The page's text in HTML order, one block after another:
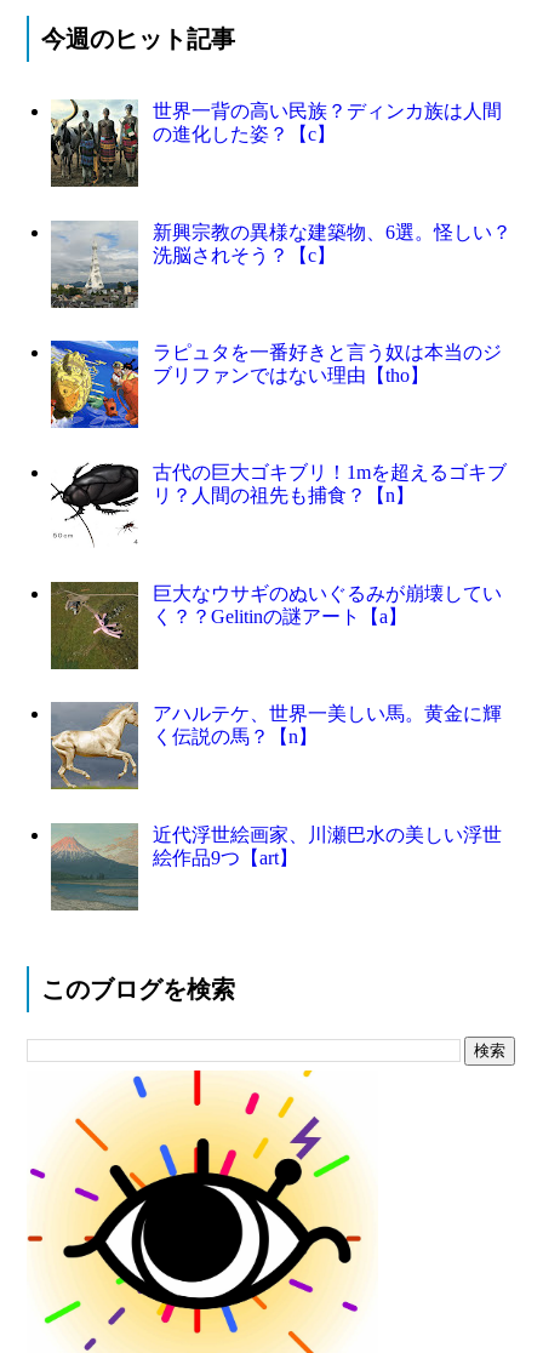
今週のヒット記事
世界一背の高い民族？ディンカ族は人間
の進化した姿？【c】
新興宗教の異様な建築物、6選。怪しい？
洗脳されそう？【c】
ラピュタを一番好きと言う奴は本当のジ
ブリファンではない理由【tho】
古代の巨大ゴキブリ！1mを超えるゴキブ
リ？人間の祖先も捕食？【n】
巨大なウサギのぬいぐるみが崩壊してい
く？？Gelitinの謎アート【a】
アハルテケ、世界一美しい馬。黄金に輝
く伝説の馬？【n】
近代浮世絵画家、川瀬巴水の美しい浮世
絵作品9つ【art】
このブログを検索